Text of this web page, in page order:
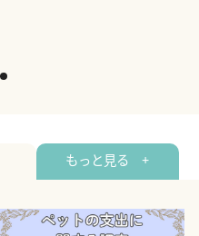
もっと見る +